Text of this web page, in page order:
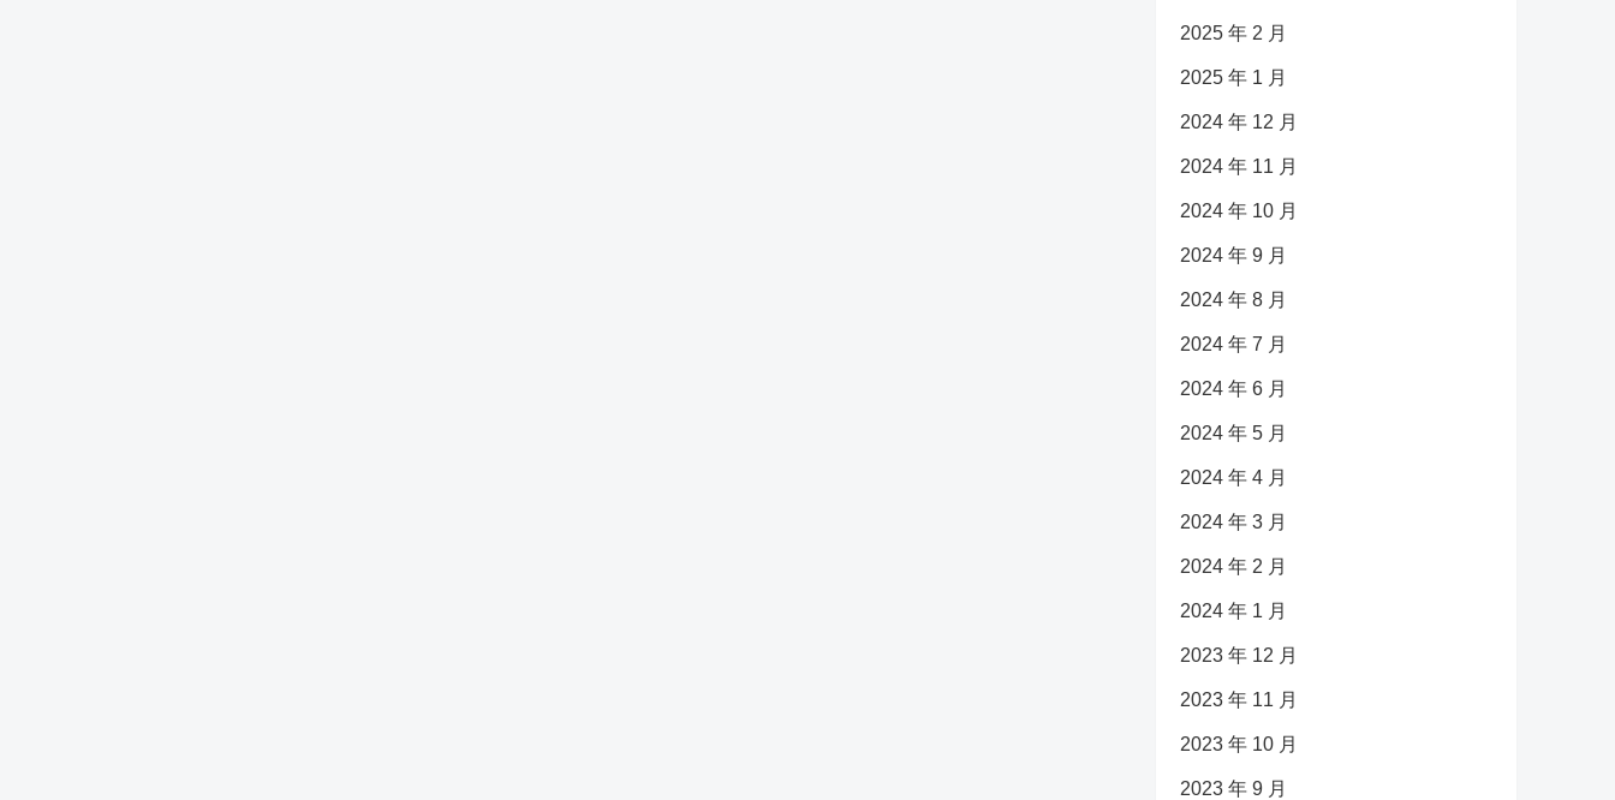
2025 年 2 月
2025 年 1 月
2024 年 12 月
2024 年 11 月
2024 年 10 月
2024 年 9 月
2024 年 8 月
2024 年 7 月
2024 年 6 月
2024 年 5 月
2024 年 4 月
2024 年 3 月
2024 年 2 月
2024 年 1 月
2023 年 12 月
2023 年 11 月
2023 年 10 月
2023 年 9 月